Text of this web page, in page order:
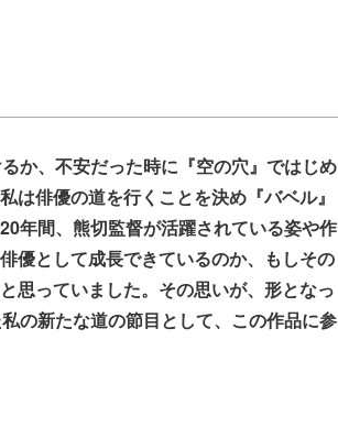
か、不安だった時に『空の穴』ではじめ
は俳優の道を行くことを決め『バベル』
年間、熊切監督が活躍されている姿や作
優として成長できているのか、もしその
思っていました。その思いが、形となっ
の新たな道の節目として、この作品に参